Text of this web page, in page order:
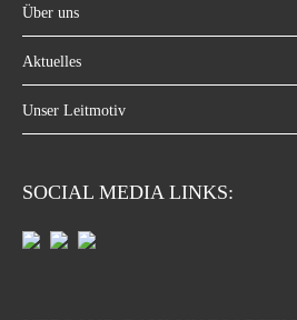
Über uns
Aktuelles
Unser Leitmotiv
SOCIAL MEDIA LINKS: